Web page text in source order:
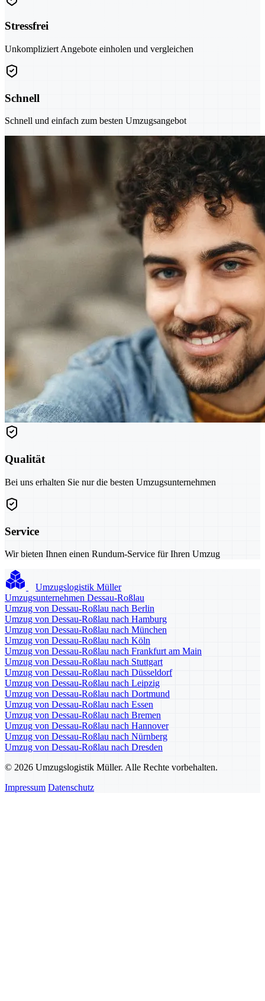
Stressfrei
Unkompliziert Angebote einholen und vergleichen
Schnell
Schnell und einfach zum besten Umzugsangebot
Qualität
Bei uns erhalten Sie nur die besten Umzugsunternehmen
Service
Wir bieten Ihnen einen Rundum-Service für Ihren Umzug
Umzugslogistik Müller
Umzugsunternehmen Dessau-Roßlau
Umzug von Dessau-Roßlau nach Berlin
Umzug von Dessau-Roßlau nach Hamburg
Umzug von Dessau-Roßlau nach München
Umzug von Dessau-Roßlau nach Köln
Umzug von Dessau-Roßlau nach Frankfurt am Main
Umzug von Dessau-Roßlau nach Stuttgart
Umzug von Dessau-Roßlau nach Düsseldorf
Umzug von Dessau-Roßlau nach Leipzig
Umzug von Dessau-Roßlau nach Dortmund
Umzug von Dessau-Roßlau nach Essen
Umzug von Dessau-Roßlau nach Bremen
Umzug von Dessau-Roßlau nach Hannover
Umzug von Dessau-Roßlau nach Nürnberg
Umzug von Dessau-Roßlau nach Dresden
© 2026 Umzugslogistik Müller. Alle Rechte vorbehalten.
Impressum Datenschutz